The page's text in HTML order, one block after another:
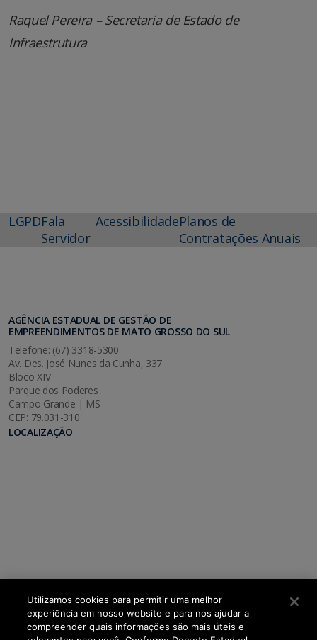
Raquel Pereira – Secretaria de Estado de
Infraestrutura
LGPDFala
Servidor
AcessibilidadePlanos de
Contratações Anuais
AGÊNCIA ESTADUAL DE GESTÃO DE
EMPREENDIMENTOS DE MATO GROSSO DO SUL
Telefone: (67) 3318-5300
Av. Des. José Nunes da Cunha, 337
Bloco XIV
Parque dos Poderes
Campo Grande | MS
CEP: 79.031-310
LOCALIZAÇÃO
Utilizamos cookies para permitir uma melhor
experiência em nosso website e para nos ajudar a
compreender quais informações são mais úteis e